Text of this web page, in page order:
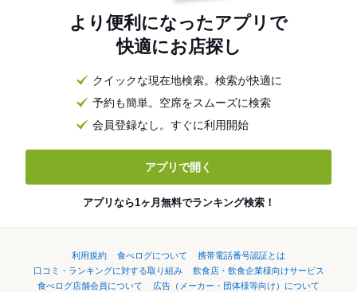
より便利になったアプリで
快適にお店探し
クイックな現在地検索。検索が快適に
予約も簡単。空席をスムーズに検索
会員登録なし。すぐに利用開始
アプリで開く
アプリなら1ヶ月無料でランキング検索！
利用規約 食べログについて
携帯電話番号認証とは
口コミ・ランキングに対する取り組み
飲食店・飲食企業様向けサービス
食べログ店舗会員について
広告（メーカー・団体様等向け）について